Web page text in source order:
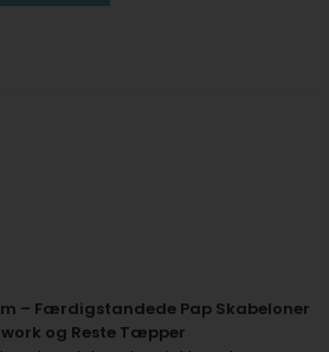
– Færdigstandede Pap Skabeloner
og Reste Tæpper